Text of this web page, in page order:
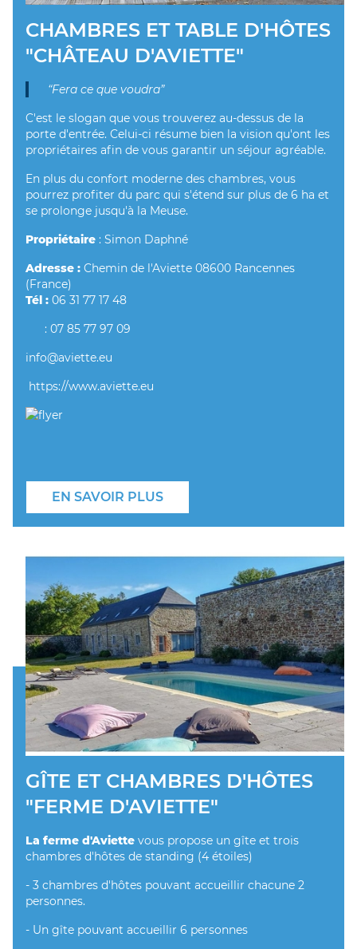
CHAMBRES ET TABLE D'HÔTES
"CHÂTEAU D'AVIETTE"
“Fera ce que voudra”
C'est le slogan que vous trouverez au-dessus de la
porte d'entrée. Celui-ci résume bien la vision qu'ont les
propriétaires afin de vous garantir un séjour agréable.
En plus du confort moderne des chambres, vous
pourrez profiter du parc qui s'étend sur plus de 6 ha et
se prolonge jusqu'à la Meuse.
Propriétaire : Simon Daphné
Adresse : Chemin de l'Aviette 08600 Rancennes
(France)
Tél : 06 31 77 17 48
: 07 85 77 97 09
info@aviette.eu
https://www.aviette.eu
EN SAVOIR PLUS
GÎTE ET CHAMBRES D'HÔTES
"FERME D'AVIETTE"
La ferme d'Aviette vous propose un gîte et trois
chambres d'hôtes de standing (4 étoiles)
- 3 chambres d'hôtes pouvant accueillir chacune 2
personnes.
- Un gîte pouvant accueillir 6 personnes